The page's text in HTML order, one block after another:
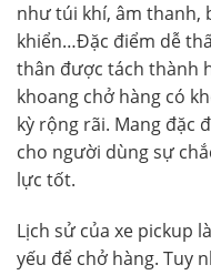
như túi khí, âm thanh,
khiển…Đặc điểm dễ
thân được tách thành
khoang chở hàng có
kỳ rộng rãi. Mang đặc
cho người dùng sự
lực tốt.
Lịch sử của xe pickup
yếu để chở hàng. Tuy